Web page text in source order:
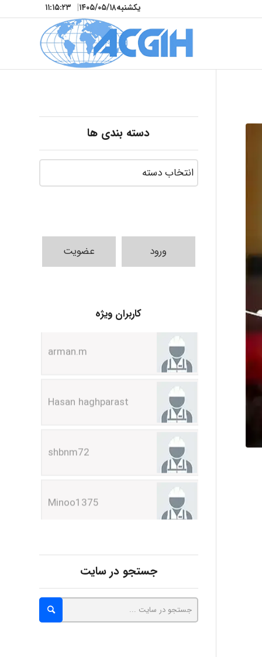
یکشنبه۱۴۰۵/۰۵/۱۸| ۱۱:۱۵:۲۵
دسته بندی ها
ورود عضویت
کاربران ویژه
Hasan haghparast
shbnm72
Minoo1375
Sara
ZAK
vali
جستجو در سایت